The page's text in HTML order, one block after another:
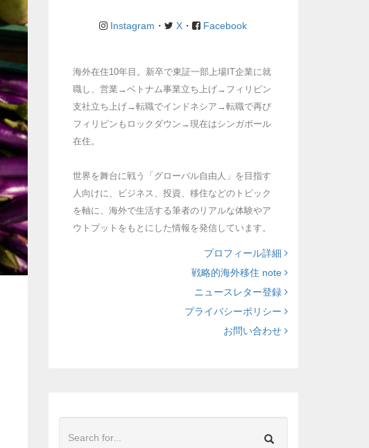
Instagram ・ X ・ Facebook
海外在住10年目。新卒で東証一部上場IT企業に就
職し、営業→ベトナム事業立ち上げ→フィリピン
支社立ち上げ→転職でインドネシア→転職で再び
フィリピンもロックダウン→現在はシンガポール
在住。
世界を舞台に戦う「グローバル自由人」を目指す
人向けに、ビジネス、投資、移住などのトピック
を軸に、海外で生活する筆者のリアルな体験やア
ウトプットをもとにした情報を発信しています。
プロフィール詳細
戦略的海外移住 note
ニュースレター登録
プライバシーポリシー
お問い合わせ